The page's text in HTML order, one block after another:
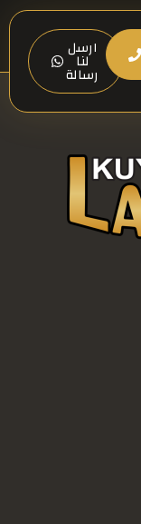
ارسل
لنا
رسالة